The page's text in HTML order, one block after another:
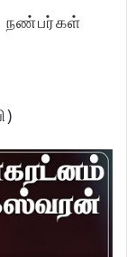
நண்பர்கள்